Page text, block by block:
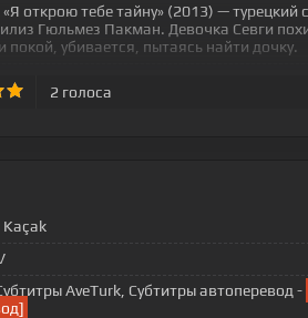
«Я открою тебе тайну» (2013) —
Гюльмез Пакман. Девочка Севги
покой, убивается, пытаясь найти дочку.
2 голоса
Kaçak
AveTurk, Субтитры автоперевод -